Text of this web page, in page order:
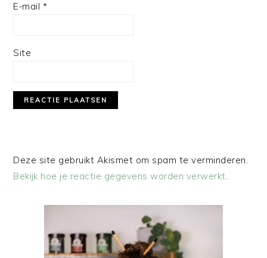
E-mail *
Site
Deze site gebruikt Akismet om spam te verminderen.
Bekijk hoe je reactie gegevens worden verwerkt.